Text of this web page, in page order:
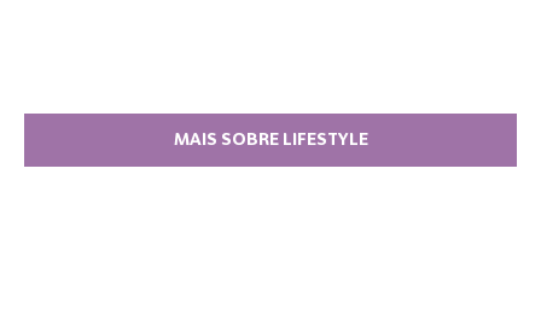
MAIS SOBRE LIFESTYLE